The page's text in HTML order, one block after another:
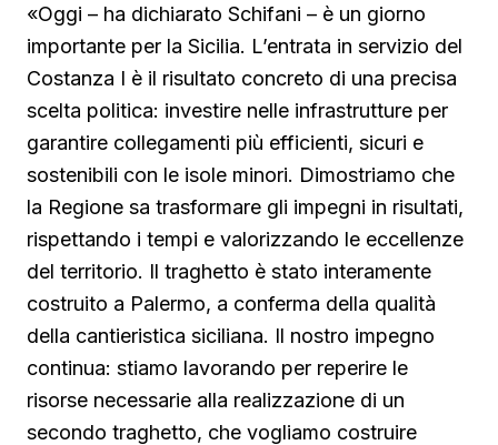
«Oggi – ha dichiarato Schifani – è un giorno
importante per la Sicilia. L’entrata in servizio del
Costanza I è il risultato concreto di una precisa
scelta politica: investire nelle infrastrutture per
garantire collegamenti più efficienti, sicuri e
sostenibili con le isole minori. Dimostriamo che
la Regione sa trasformare gli impegni in risultati,
rispettando i tempi e valorizzando le eccellenze
del territorio. Il traghetto è stato interamente
costruito a Palermo, a conferma della qualità
della cantieristica siciliana. Il nostro impegno
continua: stiamo lavorando per reperire le
risorse necessarie alla realizzazione di un
secondo traghetto, che vogliamo costruire